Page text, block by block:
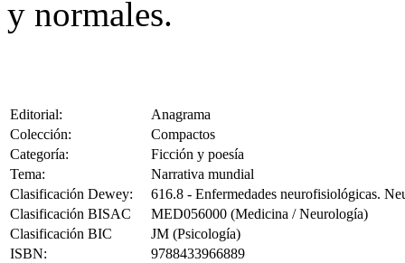
y normales.
Editorial:
Anagrama
Colección:
Compactos
Categoría:
Ficción y poesía
Tema:
Narrativa mundial
Clasificación Dewey:
616.8 - Enfermedades neurofisiológicas.
Clasificación BISAC
MED056000 (Medicina / Neurología)
Clasificación BIC
JM (Psicología)
ISBN:
9788433966889